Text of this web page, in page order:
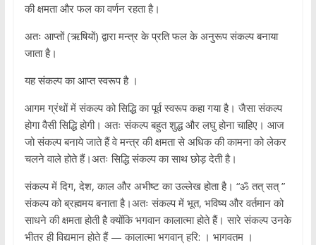
की क्षमता और फल का वर्णन रहता है।
अतः आप्तों (ऋषियों) द्वारा मन्त्र के प्रति फल के अनुरूप संकल्प बनाया
जाता है।
यह संकल्प का आप्त स्वरूप है ।
आगम ग्रंथों में संकल्प को सिद्धि का पूर्व स्वरूप कहा गया है। जैसा संकल्प
होगा वैसी सिद्धि होगी। अतः संकल्प बहुत शुद्ध और लघु होना चाहिए। आज
जो संकल्प बनाये जाते हैं वे मन्त्र की क्षमता से अधिक की कामना को लेकर
चलने वाले होते हैं।अतः सिद्धि संकल्प का साथ छोड़ देती है।
संकल्प में दिग, देश, काल और अभीष्ट का उल्लेख होता है। “ॐ तत् सत् ”
संकल्प को ब्रह्ममय बनाता है।अतः संकल्प में भूत, भविष्य और वर्तमान को
साधने की क्षमता होती है क्योंकि भगवान कालात्मा होते हैं। सारे संकल्प उनके
भीतर ही विद्यमान होते हैं — कालात्मा भगवान् हरि: । भागवतम ।